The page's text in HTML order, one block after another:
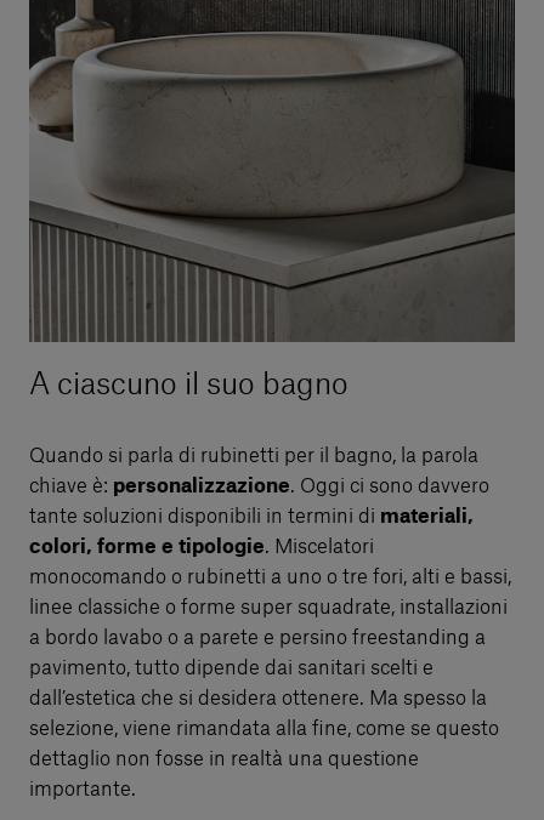
A ciascuno il suo bagno
Quando si parla di rubinetti per il bagno, la parola
chiave è: personalizzazione. Oggi ci sono davvero
tante soluzioni disponibili in termini di materiali,
colori, forme e tipologie. Miscelatori
monocomando o rubinetti a uno o tre fori, alti e bassi,
linee classiche o forme super squadrate, installazioni
a bordo lavabo o a parete e persino freestanding a
pavimento, tutto dipende dai sanitari scelti e
dall’estetica che si desidera ottenere. Ma spesso la
selezione, viene rimandata alla fine, come se questo
dettaglio non fosse in realtà una questione
importante.